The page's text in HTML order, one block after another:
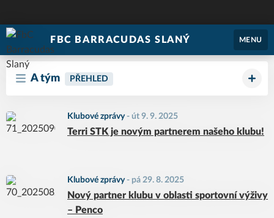
FBC BARRACUDAS SLANÝ MENU
A tým PŘEHLED
Klubové zprávy- út 9. 9. 2025
Terri STK je novým partnerem našeho klubu!
Klubové zprávy- pá 29. 8. 2025
Nový partner klubu v oblasti sportovní výživy
– Penco